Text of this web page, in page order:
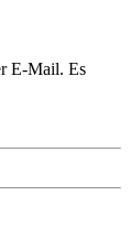
E-Mail. Es